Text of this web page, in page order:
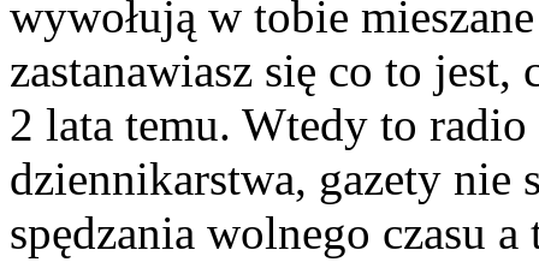
wywołują w tobie
zastanawiasz się co to jest,
2 lata temu. Wtedy to
dziennikarstwa, gazety nie
spędzania wolnego czasu